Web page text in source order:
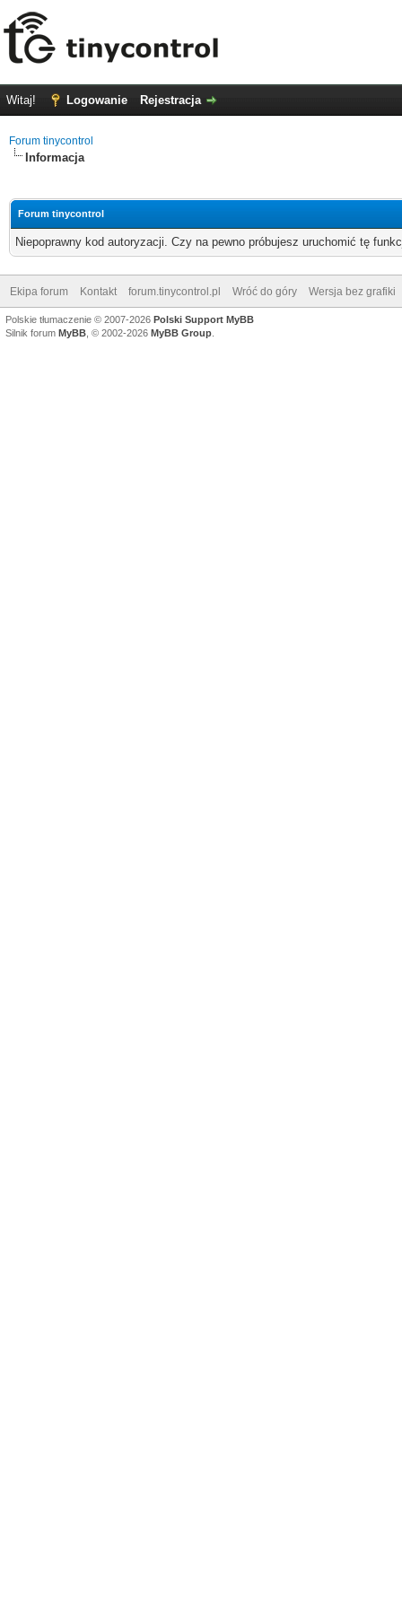
Witaj! Logowanie Rejestracja
Forum tinycontrol
Informacja
Forum tinycontrol
Niepoprawny kod autoryzacji. Czy na pewno próbujesz uruchomić tę
Ekipa forum Kontakt forum.tinycontrol.pl Wróć do góry Wersja bez grafiki
Polskie tłumaczenie © 2007-2026 Polski Support MyBB
Silnik forum MyBB , © 2002-2026 MyBB Group